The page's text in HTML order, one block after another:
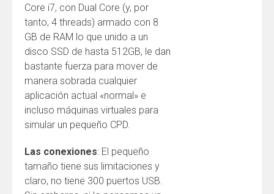
Core i7, con Dual Core (y, por
tanto, 4 threads) armado con 8
GB de RAM lo que unido a un
disco SSD de hasta 512GB, le dan
bastante fuerza para mover de
manera sobrada cualquier
aplicación actual «normal» e
incluso máquinas virtuales para
simular un pequeño CPD.
Las conexiones: El pequeño
tamaño tiene sus limitaciones y
claro, no tiene 300 puertos USB.